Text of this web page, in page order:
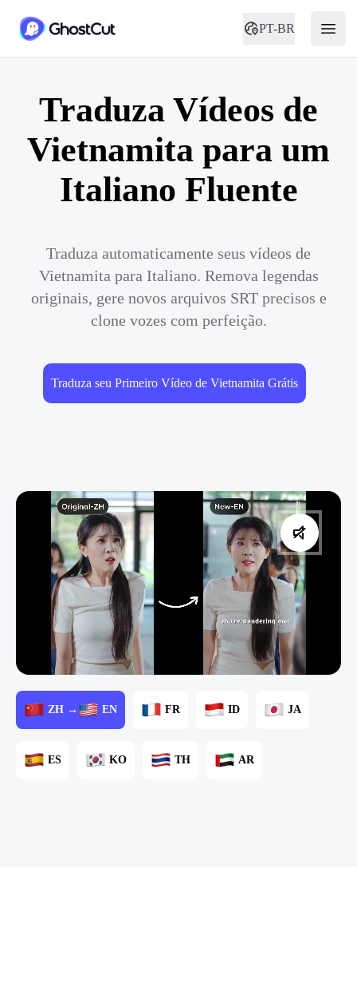
PT-BR
Traduza Vídeos de
Vietnamita para um
Italiano Fluente
Traduza automaticamente seus vídeos de
Vietnamita para Italiano. Remova legendas
originais, gere novos arquivos SRT precisos e
clone vozes com perfeição.
Traduza seu Primeiro Vídeo de Vietnamita Grátis
ZH → EN FR ID JA
ES KO TH AR